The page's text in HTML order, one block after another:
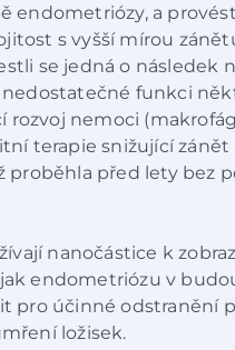
endometriózy, a
s vyšší mírou
se jedná o následek
nedostatečné funkci
nemoci
terapie snižující
proběhla před lety bez
nanočástice k
endometriózu v
pro účinné odstranění
ložisek.